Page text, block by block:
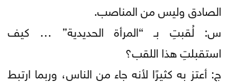
الصادق وليس من المناصب.
س: لُقبتِ بـ “المرأة الحديدية” … كيف
استقبلتِ هذا اللقب؟
ج: أعتز به كثيرًا لأنه جاء من الناس، وربما ارتبط